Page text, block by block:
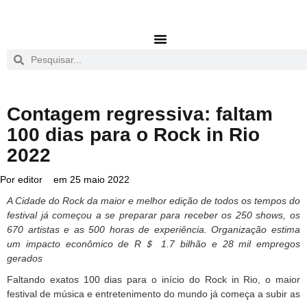
Contagem regressiva: faltam
100 dias para o Rock in Rio
2022
Por editor em 25 maio 2022
A Cidade do Rock da maior e melhor edição de todos os tempos do
festival já começou a se preparar para receber os 250 shows, os
670 artistas e as 500 horas de experiência. Organização estima
um impacto econômico de R ＄
1.7 bilhão e 28 mil empregos
gerados
Faltando exatos 100 dias para o início do Rock in Rio, o maior
festival de música e entretenimento do mundo já começa a subir as